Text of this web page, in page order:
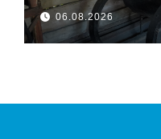
06.08.2026